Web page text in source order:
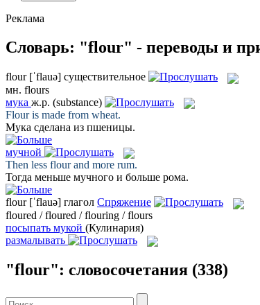
Реклама
Словарь: "flour" - переводы и
flour [ˈflauə] существительное
мн. flours
мука ж.р. (substance)
Flouris made from wheat.
Мука сделана из пшеницы.
мучной
Then less flourand more rum.
Тогда меньше мучного и больше рома.
flour [ˈflauə] глагол Спряжение
floured / floured / flouring / flours
посыпать мукой (Кулинария)
размалывать
"flour": словосочетания (338)